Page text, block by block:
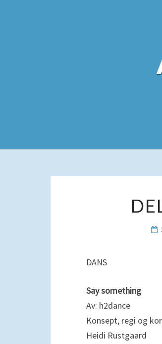
DANS
Say something
Av: h2dance
Konsept, regi og
Heidi Rustgaard